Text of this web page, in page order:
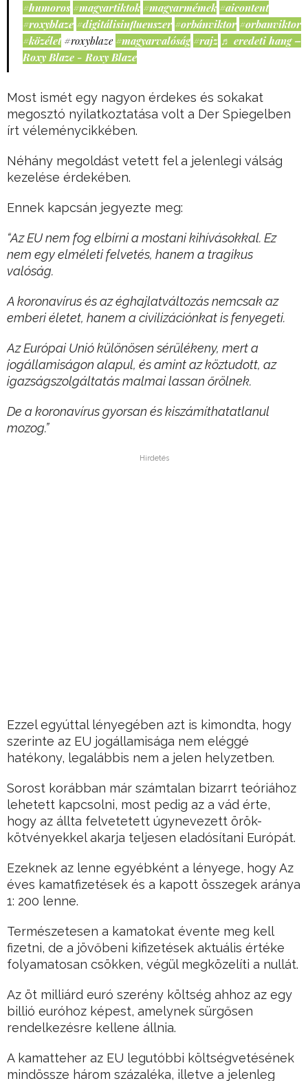
#humoros #magyartiktok #magyarmémek #aicontent
#roxyblaze #digitálisinfluenszer #orbánviktor #orbanviktor
#közélet #roxyblaze #magyarvalóság #rajz ♬ eredeti hang –
Roxy Blaze - Roxy Blaze
Most ismét egy nagyon érdekes és sokakat
megosztó nyilatkoztatása volt a Der Spiegelben
írt véleménycikkében.
Néhány megoldást vetett fel a jelenlegi válság
kezelése érdekében.
Ennek kapcsán jegyezte meg:
“Az EU nem fog elbírni a mostani kihívásokkal. Ez
nem egy elméleti felvetés, hanem a tragikus
valóság.
A koronavírus és az éghajlatváltozás nemcsak az
emberi életet, hanem a civilizációnkat is fenyegeti.
Az Európai Unió különösen sérülékeny, mert a
jogállamiságon alapul, és amint az köztudott, az
igazságszolgáltatás malmai lassan őrölnek.
De a koronavírus gyorsan és kiszámíthatatlanul
mozog.”
Hirdetés
Ezzel egyúttal lényegében azt is kimondta, hogy
szerinte az EU jogállamisága nem eléggé
hatékony, legalábbis nem a jelen helyzetben.
Sorost korábban már számtalan bizarrt teóriához
lehetett kapcsolni, most pedig az a vád érte,
hogy az állta felvetetett úgynevezett örök-
kötvényekkel akarja teljesen eladósítani Európát.
Ezeknek az lenne egyébként a lényege, hogy Az
éves kamatfizetések és a kapott összegek aránya
1: 200 lenne.
Természetesen a kamatokat évente meg kell
fizetni, de a jövőbeni kifizetések aktuális értéke
folyamatosan csökken, végül megközelíti a nullát.
Az öt milliárd euró szerény költség ahhoz az egy
billió euróhoz képest, amelynek sürgősen
rendelkezésre kellene állnia.
A kamatteher az EU legutóbbi költségvetésének
mindössze három százaléka, illetve a jelenleg